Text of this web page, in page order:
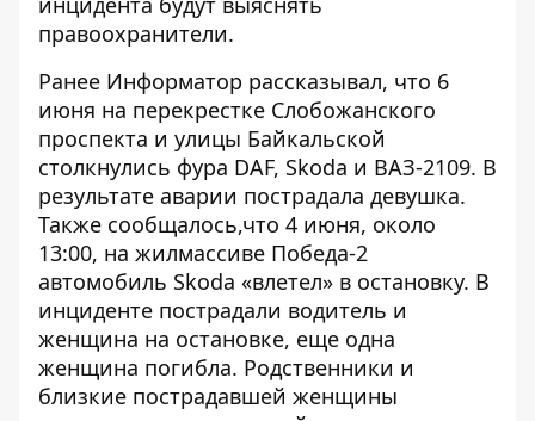
правоохранители.
Ранее Информатор рассказывал, что 6
июня на перекрестке Слобожанского
проспекта и улицы Байкальской
столкнулись фура DAF, Skoda и ВАЗ-2109. В
результате аварии пострадала девушка.
Также сообщалось,что 4 июня, около
13:00, на жилмассиве Победа-2
автомобиль Skoda «влетел» в остановку. В
инциденте пострадали водитель и
женщина на остановке, еще одна
женщина погибла. Родственники и
близкие пострадавшей женщины